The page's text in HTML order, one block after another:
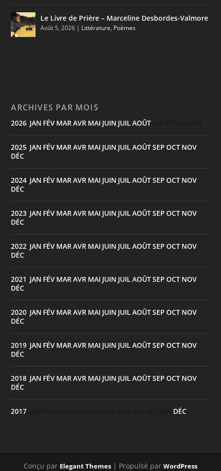
Le Livre de Prière – Marceline Desbordes-Valmore
Août 5, 2026 | Littérature, Poèmes
ARCHIVES PAR MOIS
2026 JAN FÉV MARAVR MAI JUIN JUILAOÛT
2025 JAN FÉV MARAVR MAI JUIN JUILAOÛTSEP OCT NOV
DÉC
2024 JAN FÉV MARAVR MAI JUIN JUILAOÛTSEP OCT NOV
DÉC
2023 JAN FÉV MARAVR MAI JUIN JUILAOÛTSEP OCT NOV
DÉC
2022 JAN FÉV MARAVR MAI JUIN JUILAOÛTSEP OCT NOV
DÉC
2021 JAN FÉV MARAVR MAI JUIN JUILAOÛTSEP OCT NOV
DÉC
2020 JAN FÉV MARAVR MAI JUIN JUILAOÛTSEP OCT NOV
DÉC
2019 JAN FÉV MARAVR MAI JUIN JUILAOÛTSEP OCT NOV
DÉC
2018 JAN FÉV MARAVR MAI JUIN JUILAOÛTSEP OCT NOV
DÉC
2017 DÉC
Conçu par Elegant Themes | Propulsé par WordPress